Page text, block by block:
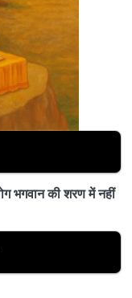
भगवान की शरण में नहीं